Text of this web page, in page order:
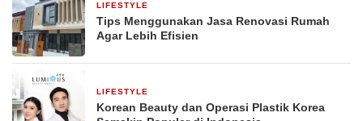
LIFESTYLE
Tips Menggunakan Jasa Renovasi Rumah
Agar Lebih Efisien
LIFESTYLE
Korean Beauty dan Operasi Plastik Korea